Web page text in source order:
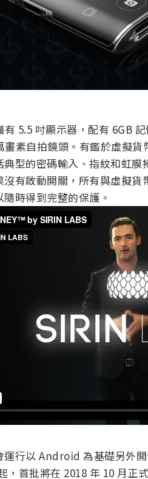
5.5 吋顯示器，配有 6GB
畫素自拍鏡頭。有鑑於虛擬
典型的密碼輸入、指紋和虹
沒有啟動開關，所有與虛擬
時得到完整的保護。
運行以 Android 為基礎另外
，首批將在 2018 年 10 月正